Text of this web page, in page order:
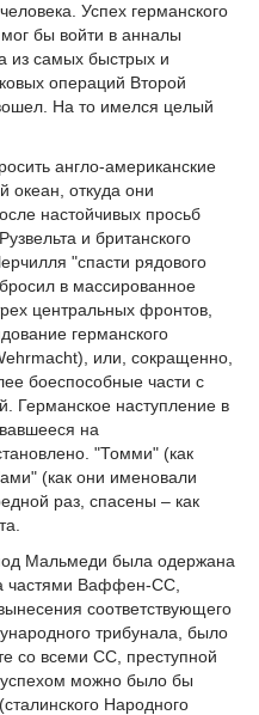
Успех германского
бы войти в анналы
из самых быстрых и
операций Второй
На то имелся целый
англо-американские
океан, откуда они
настойчивых просьб
и британского
"спасти рядового
в массированное
центральных фронтов,
германского
или, сокращенно,
боеспособные части с
Германское наступление в
на
"Томми" (как
(как они именовали
раз, спасены – как
Мальмеди была одержана
частями Ваффен-СС,
соответствующего
трибунала, было
со всеми СС, преступной
успехом можно было бы
Народного